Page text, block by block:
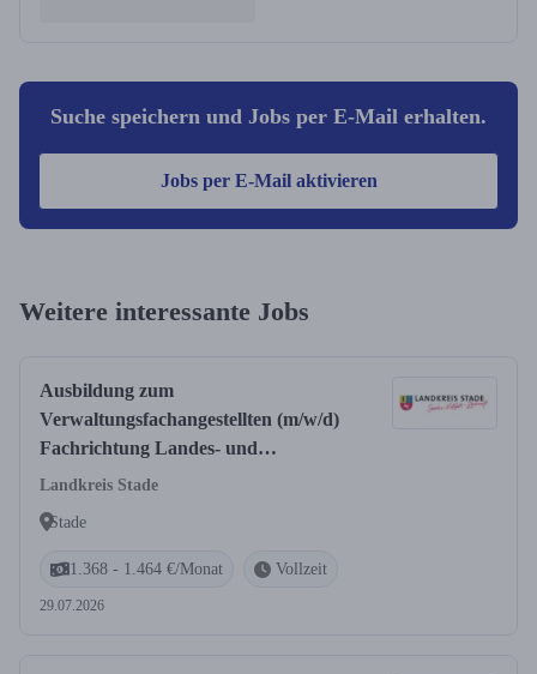
Suche speichern und Jobs per E-Mail erhalten.
Jobs per E-Mail aktivieren
Weitere interessante Jobs
Ausbildung zum
Verwaltungsfachangestellten (m/w/d)
Fachrichtung Landes- und
Kommunalverwaltung
Landkreis Stade
Stade
1.368 - 1.464 €/Monat Vollzeit
29.07.2026